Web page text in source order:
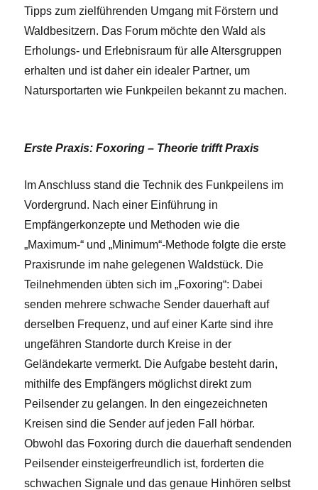
Tipps zum zielführenden Umgang mit Förstern und
Waldbesitzern. Das Forum möchte den Wald als
Erholungs- und Erlebnisraum für alle Altersgruppen
erhalten und ist daher ein idealer Partner, um
Natursportarten wie Funkpeilen bekannt zu machen.
Erste Praxis: Foxoring – Theorie trifft Praxis
Im Anschluss stand die Technik des Funkpeilens im
Vordergrund. Nach einer Einführung in
Empfängerkonzepte und Methoden wie die
„Maximum-“ und „Minimum“-Methode folgte die erste
Praxisrunde im nahe gelegenen Waldstück. Die
Teilnehmenden übten sich im „Foxoring“: Dabei
senden mehrere schwache Sender dauerhaft auf
derselben Frequenz, und auf einer Karte sind ihre
ungefähren Standorte durch Kreise in der
Geländekarte vermerkt. Die Aufgabe besteht darin,
mithilfe des Empfängers möglichst direkt zum
Peilsender zu gelangen. In den eingezeichneten
Kreisen sind die Sender auf jeden Fall hörbar.
Obwohl das Foxoring durch die dauerhaft sendenden
Peilsender einsteigerfreundlich ist, forderten die
schwachen Signale und das genaue Hinhören selbst